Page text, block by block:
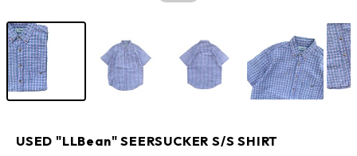
USED "LLBean" SEERSUCKER S/S SHIRT